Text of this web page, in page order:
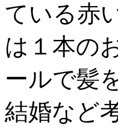
ている赤
は１本の
ールで髪
結婚など